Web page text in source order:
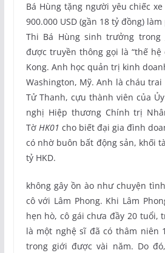
Bá Hùng tặng người yêu chiếc
900.000 USD (gần 18 tỷ đồng)
Thi Bá Hùng sinh trưởng
được truyền thông gọi là “thế hệ
Kong. Anh học quản trị kinh
Washington, Mỹ. Anh là cháu
Tử Thanh, cựu thành viên của
nghị Hiệp thương Chính trị
Tờ HK01 cho biết đại gia đình
có nhờ buôn bất động sản, khối
tỷ HKD.
không gây ồn ào như chuyện
cô với Lâm Phong. Khi Lâm
hẹn hò, cô gái chưa đầy 20 tuổi,
là một nghệ sĩ đã có thâm niên
trong giới được vài năm. Do